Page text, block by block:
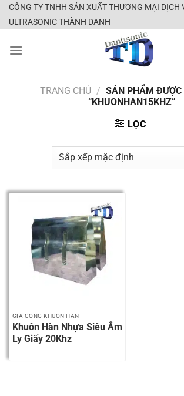
SkipCÔNG TY TNHH SẢN XUẤT THƯƠNG MẠI DỊCH
ULTRASONIC THÀNH DANH
TRANG CHỦ / SẢN PHẨM ĐƯỢC
“KHUONHAN15KHZ”
LỌC
GIA CÔNG KHUÔN HÀN
Khuôn Hàn Nhựa Siêu Âm
Ly Giấy 20Khz